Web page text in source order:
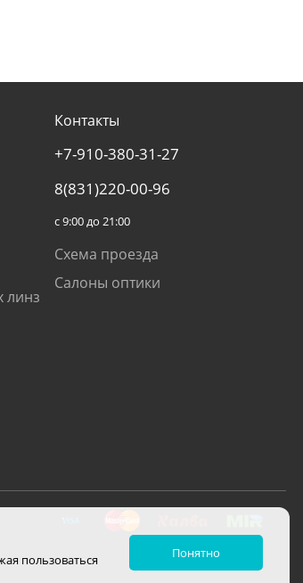
линз
Контакты
+7-910-380-31-27
8(831)220-00-96
с 9:00 до 21:00
Схема проезда
Салоны оптики
пользоваться
Понятно